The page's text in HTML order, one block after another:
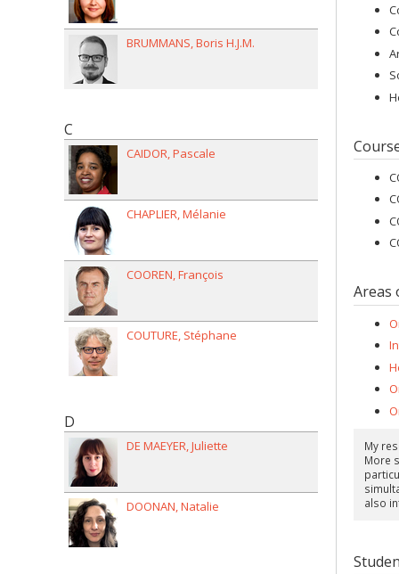
Areas
My
More
also
BRUMMANS Boris H.J.M.
C
CAIDOR Pascale
CHAPLIER Mélanie
COOREN François
COUTURE Stéphane
D
DE MAEYER Juliette
DOONAN Natalie